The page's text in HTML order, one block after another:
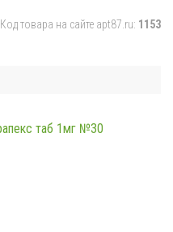
Код товара на сайте apt87.ru: 1153